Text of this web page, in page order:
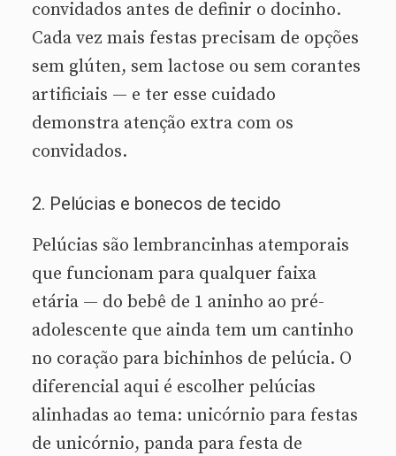
convidados antes de definir o docinho.
Cada vez mais festas precisam de opções
sem glúten, sem lactose ou sem corantes
artificiais — e ter esse cuidado
demonstra atenção extra com os
convidados.
2. Pelúcias e bonecos de tecido
Pelúcias são lembrancinhas atemporais
que funcionam para qualquer faixa
etária — do bebê de 1 aninho ao pré-
adolescente que ainda tem um cantinho
no coração para bichinhos de pelúcia. O
diferencial aqui é escolher pelúcias
alinhadas ao tema: unicórnio para festas
de unicórnio, panda para festa de